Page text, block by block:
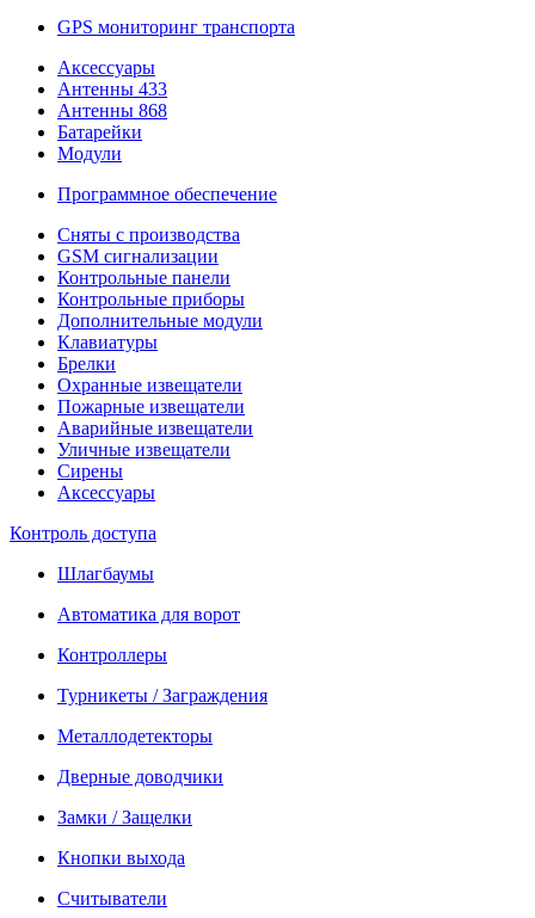
GPS мониторинг транспорта
Аксессуары
Антенны 433
Антенны 868
Батарейки
Модули
Программное обеспечение
Сняты с производства
GSM сигнализации
Контрольные панели
Контрольные приборы
Дополнительные модули
Клавиатуры
Брелки
Охранные извещатели
Пожарные извещатели
Аварийные извещатели
Уличные извещатели
Сирены
Аксессуары
Контроль доступа
Шлагбаумы
Автоматика для ворот
Контроллеры
Турникеты / Заграждения
Металлодетекторы
Дверные доводчики
Замки / Защелки
Кнопки выхода
Считыватели